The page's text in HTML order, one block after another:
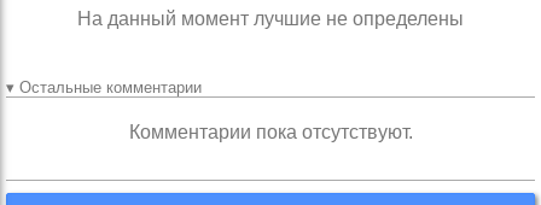
На данный момент лучшие не определены
▾ Остальные комментарии
Комментарии пока отсутствуют.